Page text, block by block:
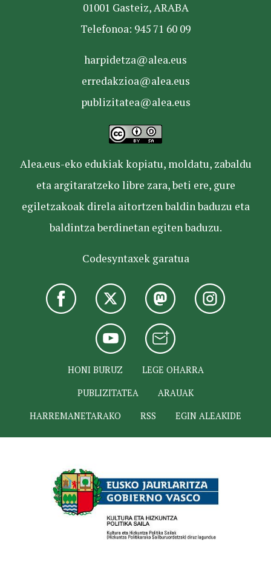
01001 Gasteiz, ARABA
Telefonoa: 945 71 60 09
harpidetza@alea.eus
erredakzioa@alea.eus
publizitatea@alea.eus
Alea.eus-eko edukiak kopiatu, moldatu, zabaldu
eta argitaratzeko libre zara, beti ere, gure
egiletzakoak direla aitortzen baldin baduzu eta
baldintza berdinetan egiten baduzu.
Codesyntaxek garatua
HONI BURUZ
LEGE OHARRA
PUBLIZITATEA
ARAUAK
HARREMANETARAKO
RSS EGIN ALEAKIDE